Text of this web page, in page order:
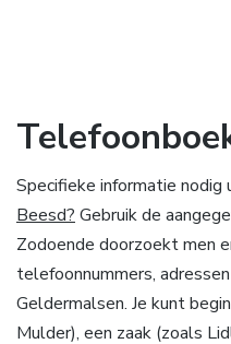
Specifieke informatie nodig
Beesd? Gebruik de
Zodoende doorzoekt men
telefoonnummers,
Geldermalsen. Je kunt
Mulder), een zaak (zoals